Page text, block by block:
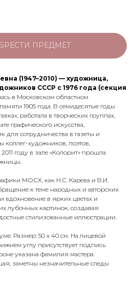
ПРЕДМЕТ
(1947–2010) — художница,
СССР с 1976 года (секция
в Московском областном
1905 года. В семидесятые годы
работала в творческих группах,
графического искусства,
для сотрудничества в газеты и
коллег-художников, поэтов,
году в зале «Колорит» прошла
МОСХ, как Н.С. Карева и В.И.
к теме народных и авторских
вдохновение в ярких цветах и
лубочных картинок, создавая
стилизованные иллюстрации.
Размер: 50 х 40 см. На лицевой
углу присутствует подпись:
указана фамилия мастера.
заметны незначительные следы